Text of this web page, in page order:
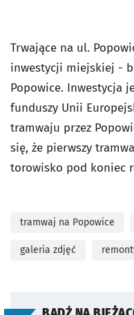
Trwające na ul.
inwestycji miejskiej -
Popowice. Inwestycja
funduszy Unii
tramwaju przez
się, że pierwszy
torowisko pod koniec
tramwaj na Popowice
galeria zdjęć